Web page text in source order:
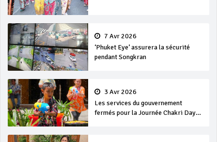
7 Avr 2026
‘Phuket Eye’ assurera la sécurité
pendant Songkran
3 Avr 2026
Les services du gouvernement
fermés pour la Journée Chakri Day